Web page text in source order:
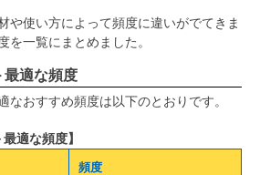
や使い方によって頻度に違いがでてきま
を一覧にまとめました。
最適な頻度
なおすすめ頻度は以下のとおりです。
適な頻度】
頻度